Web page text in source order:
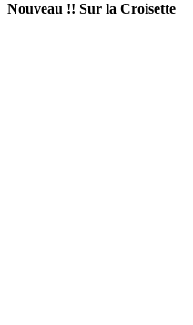
Nouveau !! Sur la Croisette